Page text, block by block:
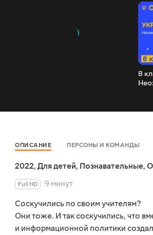
8
ОПИСАНИЕ ПЕРСОНЫ И КОМАНДЫ
2022, Для детей, Познавательные,
Full HD
9 минут
Соскучились по своим учителям?
Они тоже. И так соскучились, что
и информационной политики